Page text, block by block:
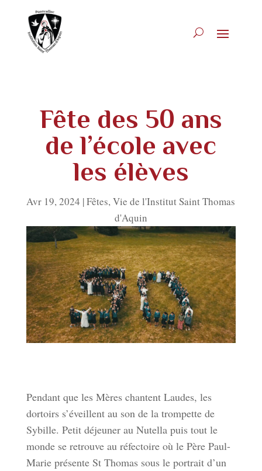
Fête des 50 ans
de l’école avec
les élèves
Avr 19, 2024 |Fêtes,Vie de l'Institut Saint Thomas
d'Aquin
Pendant que les Mères chantent Laudes, les
dortoirs s’éveillent au son de la trompette de
Sybille. Petit déjeuner au Nutella puis tout le
monde se retrouve au réfectoire où le Père Paul-
Marie présente St Thomas sous le portrait d’un